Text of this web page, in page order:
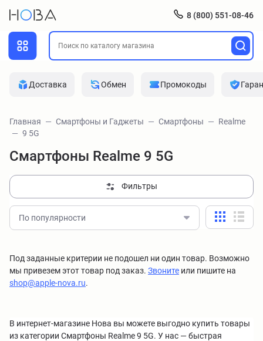
8 (800) 551-08-46
Доставка Обмен Промокоды
Главная Смартфоны и Гаджеты Смартфоны
Realme
9 5G
Смартфоны Realme 9 5G
Фильтры
По популярности
Под заданные критерии не подошел ни один товар. Возможно
мы привезем этот товар под заказ. Звоните или пишите на
shop@apple-nova.ru.
В интернет-магазине Нова вы можете выгодно купить товары
из категории Смартфоны Realme 9 5G. У нас — быстрая